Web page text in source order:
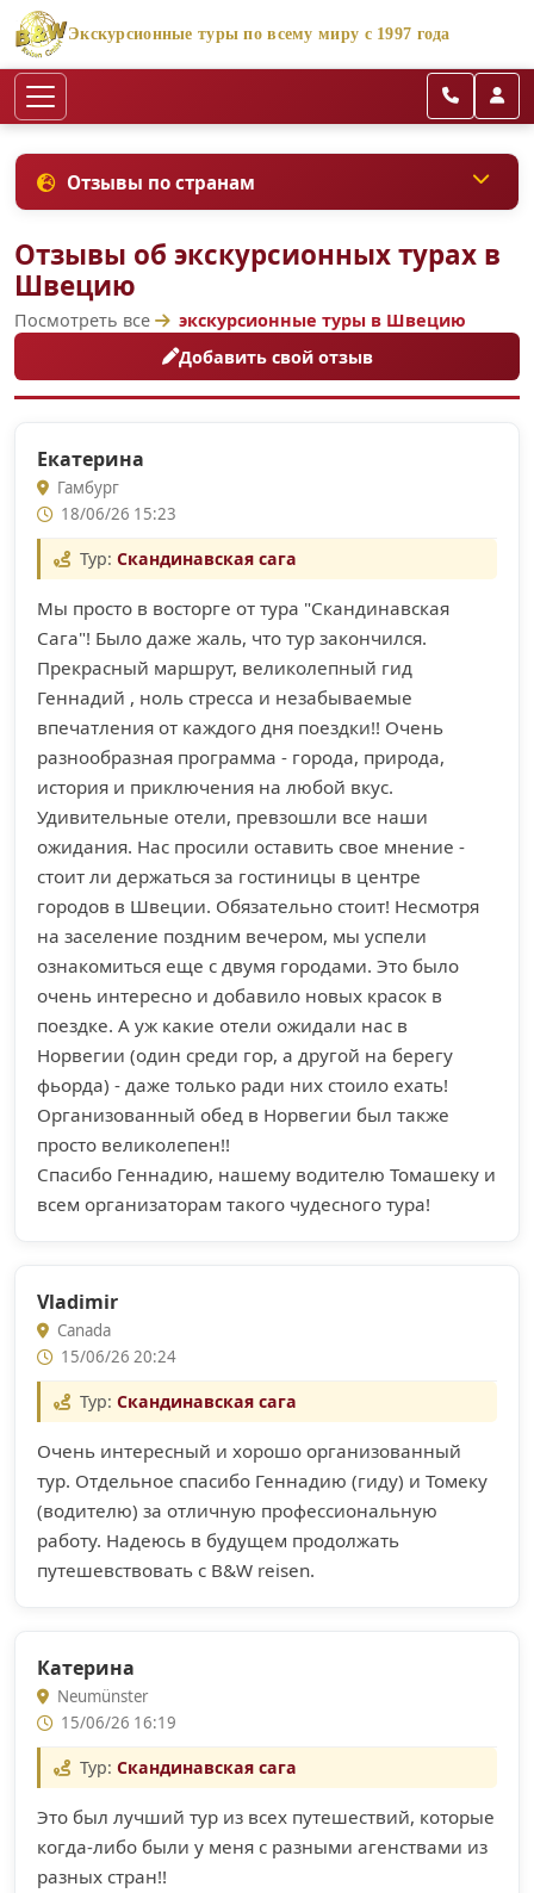
Экскурсионные туры по всему миру с 1997 года
Отзывы об экскурсионных турах в
Швецию
Посмотреть все
экскурсионные туры в Швецию
Добавить свой отзыв
Екатерина
Гамбург
18/06/26 15:23
Тур: Скандинавская сага
Мы просто в восторге от тура "Скандинавская
Сага"! Было даже жаль, что тур закончился.
Прекрасный маршрут, великолепный гид
Геннадий , ноль стресса и незабываемые
впечатления от каждого дня поездки!! Очень
разнообразная программа - города, природа,
история и приключения на любой вкус.
Удивительные отели, превзошли все наши
ожидания. Нас просили оставить свое мнение -
стоит ли держаться за гостиницы в центре
городов в Швеции. Обязательно стоит! Несмотря
на заселение поздним вечером, мы успели
ознакомиться еще с двумя городами. Это было
очень интересно и добавило новых красок в
поездке. А уж какие отели ожидали нас в
Норвегии (один среди гор, а другой на берегу
фьорда) - даже только ради них стоило ехать!
Организованный обед в Норвегии был также
просто великолепен!!
Спасибо Геннадию, нашему водителю Томашеку и
всем организаторам такого чудесного тура!
Vladimir
Canada
15/06/26 20:24
Тур: Скандинавская сага
Очень интересный и хорошо организованный
тур. Отдельное спасибо Геннадию (гиду) и Томеку
(водителю) за отличную профессиональную
работу. Надеюсь в будущем продолжать
путешевствовать с B&W reisen.
Катерина
Neumünster
15/06/26 16:19
Тур: Скандинавская сага
Это был лучший тур из всех путешествий, которые
когда-либо были у меня с разными агенствами из
разных стран!!
Отзывы по странам